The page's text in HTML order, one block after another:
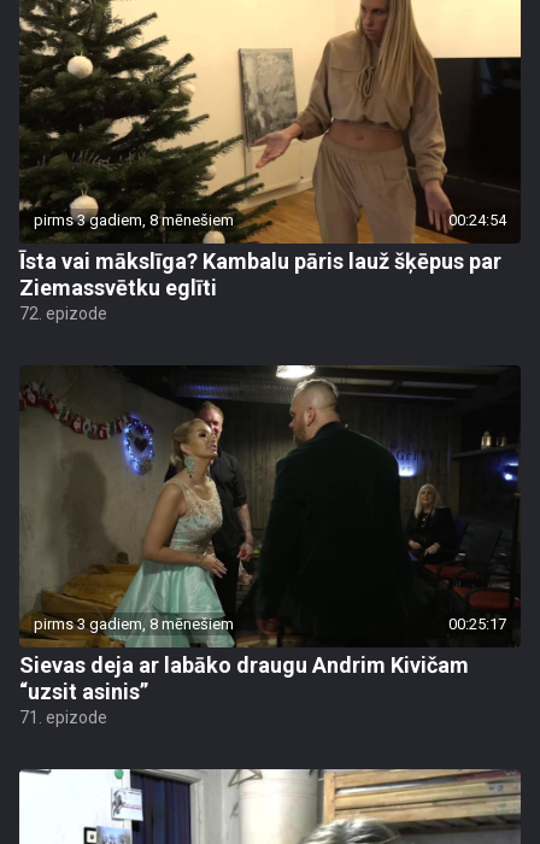
pirms 3 gadiem, 8 mēnešiem 00:24:54
Īsta vai mākslīga? Kambalu pāris lauž šķēpus par
Ziemassvētku eglīti
72. epizode
pirms 3 gadiem, 8 mēnešiem 00:25:17
Sievas deja ar labāko draugu Andrim Kivičam
“uzsit asinis”
71. epizode